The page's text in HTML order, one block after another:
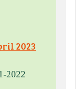
2023
2022